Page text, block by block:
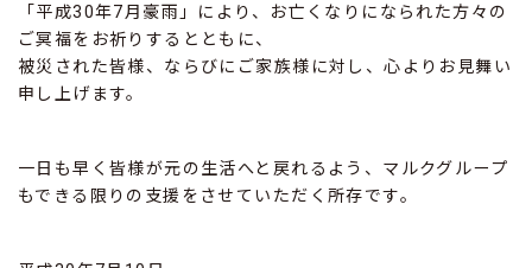
「平成30年7月豪雨」により、お亡くなりになられた方々の
ご冥福をお祈りするとともに、
被災された皆様、ならびにご家族様に対し、心よりお見舞い
申し上げます。
一日も早く皆様が元の生活へと戻れるよう、マルクグループ
もできる限りの支援をさせていただく所存です。